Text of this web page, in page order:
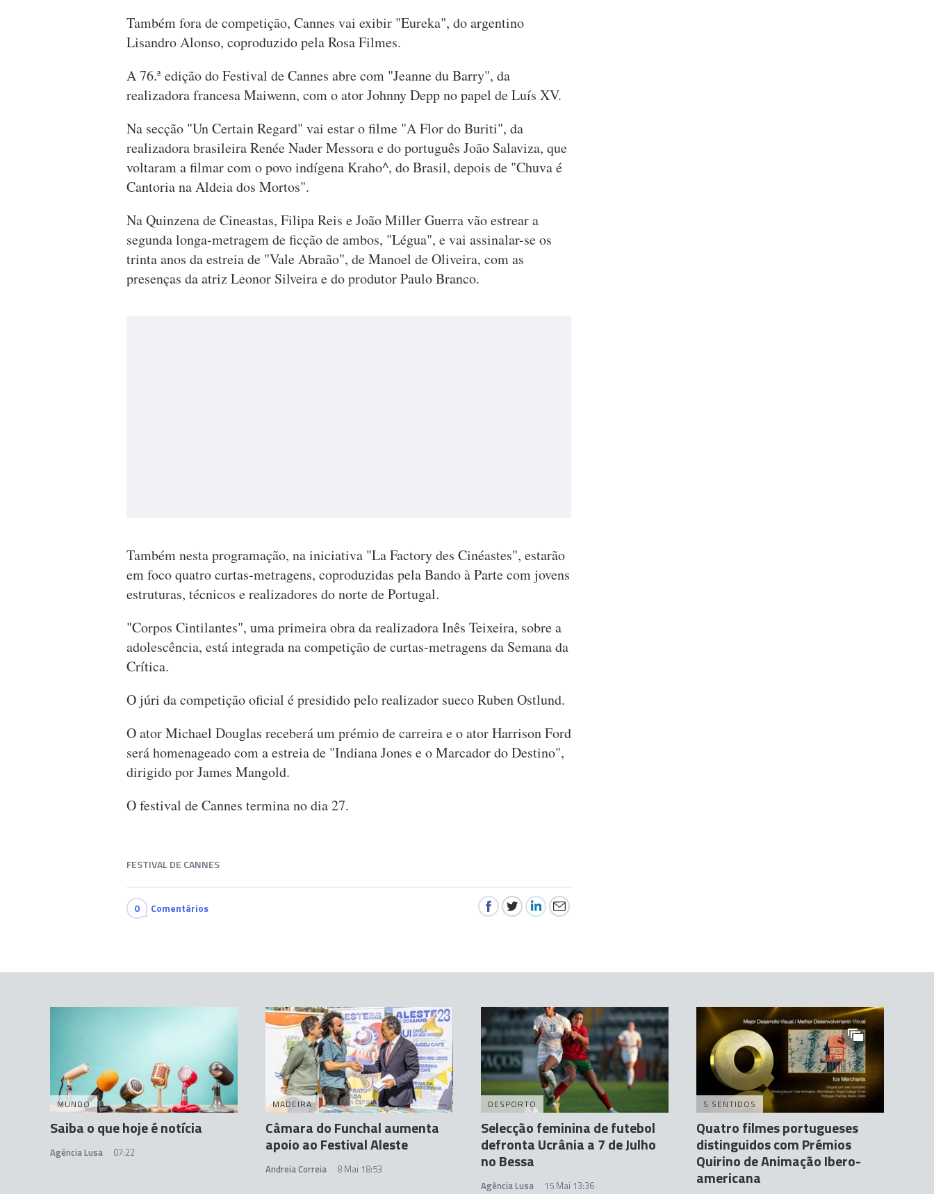
Também fora de competição, Cannes vai exibir "Eureka", do argentino
Lisandro Alonso, coproduzido pela Rosa Filmes.
A 76.ª edição do Festival de Cannes abre com "Jeanne du Barry", da
realizadora francesa Maiwenn, com o ator Johnny Depp no papel de Luís XV.
Na secção "Un Certain Regard" vai estar o filme "A Flor do Buriti", da
realizadora brasileira Renée Nader Messora e do português João Salaviza, que
voltaram a filmar com o povo indígena Kraho^, do Brasil, depois de "Chuva é
Cantoria na Aldeia dos Mortos".
Na Quinzena de Cineastas, Filipa Reis e João Miller Guerra vão estrear a
segunda longa-metragem de ficção de ambos, "Légua", e vai assinalar-se os
trinta anos da estreia de "Vale Abraão", de Manoel de Oliveira, com as
presenças da atriz Leonor Silveira e do produtor Paulo Branco.
Também nesta programação, na iniciativa "La Factory des Cinéastes", estarão
em foco quatro curtas-metragens, coproduzidas pela Bando à Parte com jovens
estruturas, técnicos e realizadores do norte de Portugal.
"Corpos Cintilantes", uma primeira obra da realizadora Inês Teixeira, sobre a
adolescência, está integrada na competição de curtas-metragens da Semana da
Crítica.
O júri da competição oficial é presidido pelo realizador sueco Ruben Ostlund.
O ator Michael Douglas receberá um prémio de carreira e o ator Harrison Ford
será homenageado com a estreia de "Indiana Jones e o Marcador do Destino",
dirigido por James Mangold.
O festival de Cannes termina no dia 27.
FESTIVAL DE CANNES
0 Comentários
MUNDO
Saiba o que hoje é notícia
Agência Lusa 07:22
MADEIRA
Câmara do Funchal aumenta
apoio ao Festival Aleste
Andreia Correia 8 Mai 18:53
DESPORTO
Selecção feminina de futebol
defronta Ucrânia a 7 de Julho
no Bessa
Agência Lusa 15 Mai 13:36
5 SENTIDOS
Quatro filmes portugueses
distinguidos com Prémios
Quirino de Animação Ibero-
americana